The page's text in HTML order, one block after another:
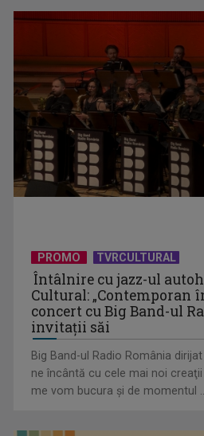
Horaţiu Mălăele ...
PROMO TVRCULTURAL
Întâlnire cu jazz-ul
Cultural: „Contemporan
concert cu Big Band-ul
invitaţii săi
Big Band-ul Radio România
ne încântă cu cele mai noi
me vom bucura şi de momentul ...